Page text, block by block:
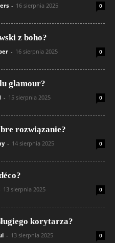
- 16 sierpnia 2025 0
z boho?
- 16 sierpnia 2025 0
glamour?
- 15 sierpnia 2025 0
rozwiązanie?
- 14 sierpnia 2025 0
13 sierpnia 2025 0
korytarza?
- 13 sierpnia 2025 0